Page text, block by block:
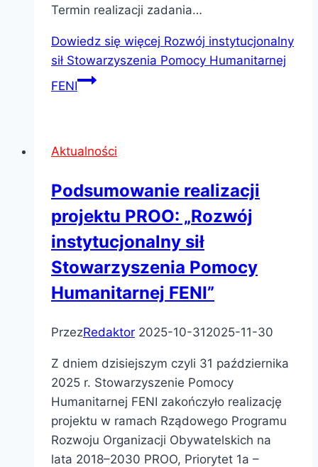
Termin realizacji zadania…
Dowiedz się więcej Rozwój instytucjonalny
sił Stowarzyszenia Pomocy Humanitarnej
FENI
Aktualności
Podsumowanie realizacji
projektu PROO: „Rozwój
instytucjonalny sił
Stowarzyszenia Pomocy
Humanitarnej FENI”
PrzezRedaktor 2025-10-312025-11-30
Z dniem dzisiejszym czyli 31 października
2025 r. Stowarzyszenie Pomocy
Humanitarnej FENI zakończyło realizację
projektu w ramach Rządowego Programu
Rozwoju Organizacji Obywatelskich na
lata 2018–2030 PROO, Priorytet 1a –